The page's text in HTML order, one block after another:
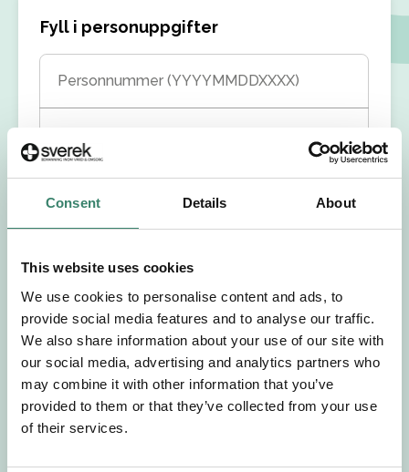
Consent Details About
This website uses cookies
We use cookies to personalise content and ads, to
provide social media features and to analyse our traffic.
We also share information about your use of our site with
our social media, advertising and analytics partners who
may combine it with other information that you’ve
provided to them or that they’ve collected from your use
of their services.
Fyll i personuppgifter
Personnummer (YYYYMMDDXXXX)
Välj önskat arbetsområde
Välj önskad anställningsform
+46